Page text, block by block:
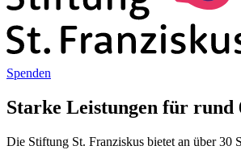
Spenden
Starke Leistungen für rund
Die Stiftung St. Franziskus bietet an über 30